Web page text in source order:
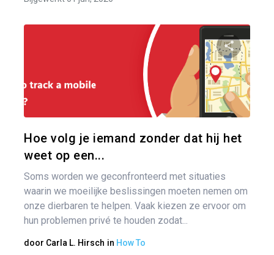
Hoe volg je iemand zonder dat hij het
weet op een...
Soms worden we geconfronteerd met situaties
waarin we moeilijke beslissingen moeten nemen om
onze dierbaren te helpen. Vaak kiezen ze ervoor om
hun problemen privé te houden zodat...
door Carla L. Hirsch in How To